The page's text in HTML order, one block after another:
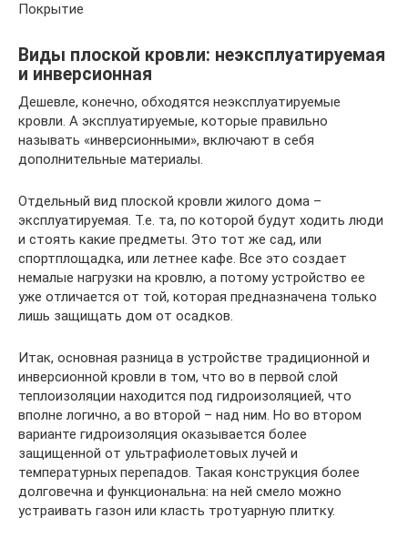
Покрытие
Виды плоской кровли: неэксплуатируемая
и инверсионная
Дешевле, конечно, обходятся неэксплуатируемые
кровли. А эксплуатируемые, которые правильно
называть «инверсионными», включают в себя
дополнительные материалы.
Отдельный вид плоской кровли жилого дома –
эксплуатируемая. Т.е. та, по которой будут ходить люди
и стоять какие предметы. Это тот же сад, или
спортплощадка, или летнее кафе. Все это создает
немалые нагрузки на кровлю, а потому устройство ее
уже отличается от той, которая предназначена только
лишь защищать дом от осадков.
Итак, основная разница в устройстве традиционной и
инверсионной кровли в том, что во в первой слой
теплоизоляции находится под гидроизоляцией, что
вполне логично, а во второй – над ним. Но во втором
варианте гидроизоляция оказывается более
защищенной от ультрафиолетовых лучей и
температурных перепадов. Такая конструкция более
долговечна и функциональна: на ней смело можно
устраивать газон или класть тротуарную плитку.